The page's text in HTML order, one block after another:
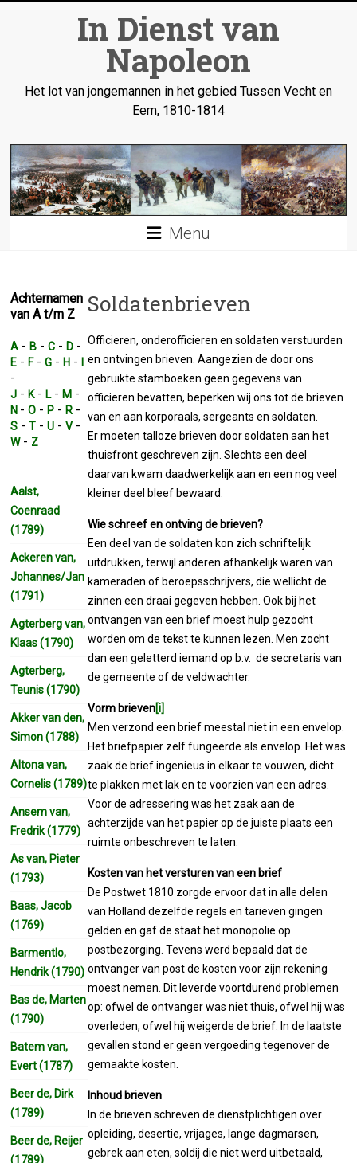
In Dienst van
Napoleon
Het lot van jongemannen in het gebied Tussen Vecht en
Eem, 1810-1814
Menu
Soldatenbrieven
Officieren, onderofficieren en soldaten verstuurden
en ontvingen brieven. Aangezien de door ons
gebruikte stamboeken geen gegevens van
officieren bevatten, beperken wij ons tot de brieven
van en aan korporaals, sergeants en soldaten.
Er moeten talloze brieven door soldaten aan het
thuisfront geschreven zijn. Slechts een deel
daarvan kwam daadwerkelijk aan en een nog veel
kleiner deel bleef bewaard.
Wie schreef en ontving de brieven?
Een deel van de soldaten kon zich schriftelijk
uitdrukken, terwijl anderen afhankelijk waren van
kameraden of beroepsschrijvers, die wellicht de
zinnen een draai gegeven hebben. Ook bij het
ontvangen van een brief moest hulp gezocht
worden om de tekst te kunnen lezen. Men zocht
dan een geletterd iemand op b.v. de secretaris van
de gemeente of de veldwachter.
Vorm brieven[i]
Men verzond een brief meestal niet in een envelop.
Het briefpapier zelf fungeerde als envelop. Het was
zaak de brief ingenieus in elkaar te vouwen, dicht
te plakken met lak en te voorzien van een adres.
Voor de adressering was het zaak aan de
achterzijde van het papier op de juiste plaats een
ruimte onbeschreven te laten.
Kosten van het versturen van een brief
De Postwet 1810 zorgde ervoor dat in alle delen
van Holland dezelfde regels en tarieven gingen
gelden en gaf de staat het monopolie op
postbezorging. Tevens werd bepaald dat de
ontvanger van post de kosten voor zijn rekening
moest nemen. Dit leverde voortdurend problemen
op: ofwel de ontvanger was niet thuis, ofwel hij was
overleden, ofwel hij weigerde de brief. In de laatste
gevallen stond er geen vergoeding tegenover de
gemaakte kosten.
Inhoud brieven
In de brieven schreven de dienstplichtigen over
opleiding, desertie, vrijages, lange dagmarsen,
gebrek aan eten, soldij die niet werd uitbetaald,
Achternamen
van A t/m Z
A -B -C -D -
E -F-G -H -
-
J -K-L-M -
N -O -P -R -
S -T -U -V-
W- Z
Aalst,
Coenraad
(1789)
Ackeren van,
Johannes/Jan
(1791)
Agterberg van,
Klaas (1790)
Agterberg,
Teunis (1790)
Akker van den,
Simon (1788)
Altona van,
Cornelis (1789)
Ansem van,
Fredrik (1779)
As van, Pieter
(1793)
Baas, Jacob
(1769)
Barmentlo,
Hendrik (1790)
Bas de, Marten
(1790)
Batem van,
Evert (1787)
Beer de, Dirk
(1789)
Beer de, Reijer
(1789)